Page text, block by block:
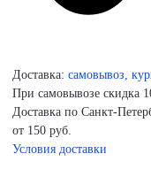
Доставка: самовывоз,
При самовывозе скидка
Доставка по Санкт-
от 150 руб.
Условия доставки